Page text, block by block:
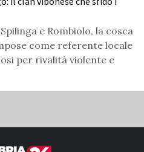
e Rombiolo, la cosca
come referente locale
per rivalità violente e